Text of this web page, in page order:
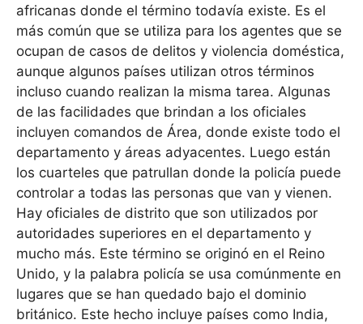
africanas donde el término todavía existe. Es el
más común que se utiliza para los agentes que se
ocupan de casos de delitos y violencia doméstica,
aunque algunos países utilizan otros términos
incluso cuando realizan la misma tarea. Algunas
de las facilidades que brindan a los oficiales
incluyen comandos de Área, donde existe todo el
departamento y áreas adyacentes. Luego están
los cuarteles que patrullan donde la policía puede
controlar a todas las personas que van y vienen.
Hay oficiales de distrito que son utilizados por
autoridades superiores en el departamento y
mucho más. Este término se originó en el Reino
Unido, y la palabra policía se usa comúnmente en
lugares que se han quedado bajo el dominio
británico. Este hecho incluye países como India,